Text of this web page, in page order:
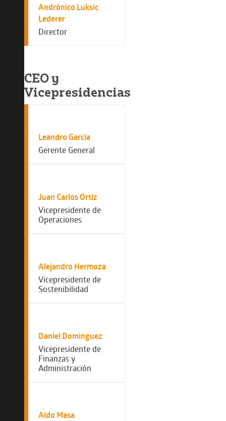
Andrónico Luksic
Lederer
Director
CEO y
Vicepresidencias
Leandro García
Gerente General
Juan Carlos Ortiz
Vicepresidente de
Operaciones
Alejandro Hermoza
Vicepresidente de
Sostenibilidad
Daniel Dominguez
Vicepresidente de
Finanzas y
Administración
Aldo Masa